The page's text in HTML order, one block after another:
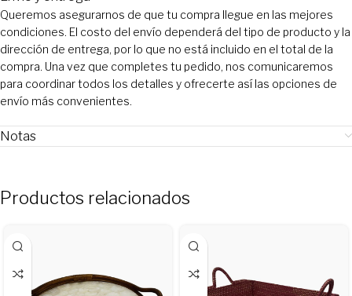
Queremos asegurarnos de que tu compra llegue en las mejores
condiciones. El costo del envío dependerá del tipo de producto y la
dirección de entrega, por lo que no está incluido en el total de la
compra. Una vez que completes tu pedido, nos comunicaremos
para coordinar todos los detalles y ofrecerte así las opciones de
envío más convenientes.
Notas
Productos relacionados